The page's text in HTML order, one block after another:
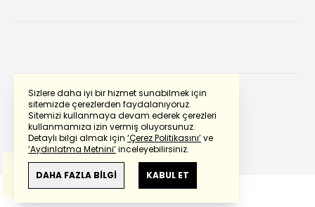
Sizlere daha iyi bir hizmet sunabilmek için
sitemizde çerezlerden faydalanıyoruz.
Sitemizi kullanmaya devam ederek çerezleri
kullanmamıza izin vermiş oluyorsunuz.
Detaylı bilgi almak için ‘Çerez Politikasını’ve
‘Aydınlatma Metnini’inceleyebilirsiniz.
DAHA FAZLA BİLGİ KABUL ET
Powered by Translate
Bu çevirideGoogle Transletekullanılmıştır.
Anlam ve çeviri hatalarından
haberturk.com
sorumlu değildir.